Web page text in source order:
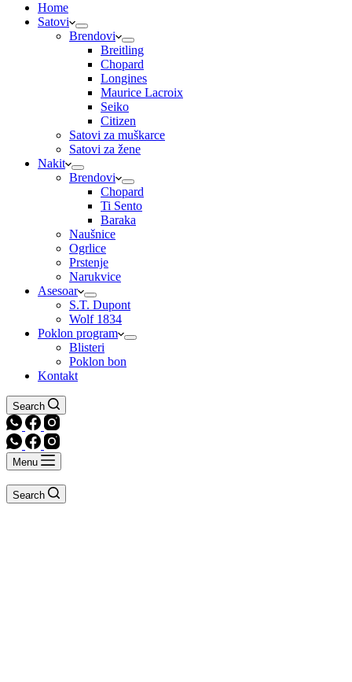
Home
Satovi
Brendovi
Breitling
Chopard
Longines
Maurice Lacroix
Seiko
Citizen
Satovi za muškarce
Satovi za žene
Nakit
Brendovi
Chopard
Ti Sento
Baraka
Naušnice
Ogrlice
Prstenje
Narukvice
Asesoar
S.T. Dupont
Wolf 1834
Poklon program
Blisteri
Poklon bon
Kontakt
Search
Menu
Search